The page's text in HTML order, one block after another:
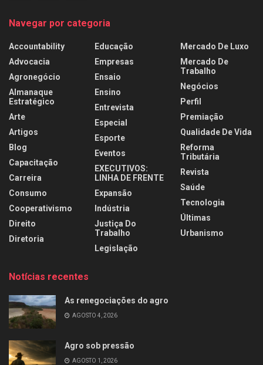
Navegar por categoria
Accountability
Advocacia
Agronegócio
Almanaque
Estratégico
Arte
Artigos
Blog
Capacitação
Carreira
Consumo
Cooperativismo
Direito
Diretoria
Educação
Empresas
Ensaio
Ensino
Entrevista
Especial
Esporte
Eventos
EXECUTIVOS:
LINHA DE FRENTE
Expansão
Indústria
Justiça Do
Trabalho
Legislação
Mercado De Luxo
Mercado De
Trabalho
Negócios
Perfil
Premiação
Qualidade De Vida
Reforma
Tributária
Revista
Saúde
Tecnologia
Últimas
Urbanismo
Notícias recentes
As renegociações do agro
AGOSTO 4, 2026
Agro sob pressão
AGOSTO 1, 2026